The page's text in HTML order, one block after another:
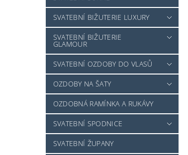
SVATEBNÍ BIŽUTERIE LUXURY
SVATEBNÍ BIŽUTERIE
GLAMOUR
SVATEBNÍ OZDOBY DO VLASŮ
OZDOBY NA ŠATY
OZDOBNÁ RAMÍNKA A RUKÁVY
SVATEBNÍ SPODNICE
SVATEBNÍ ŽUPANY